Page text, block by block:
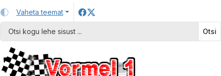
Vaheta teemat
Otsi